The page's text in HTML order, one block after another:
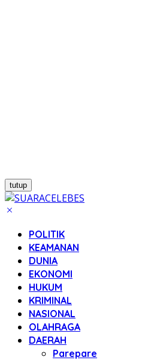
tutup
POLITIK
KEAMANAN
DUNIA
EKONOMI
HUKUM
KRIMINAL
NASIONAL
OLAHRAGA
DAERAH
Parepare